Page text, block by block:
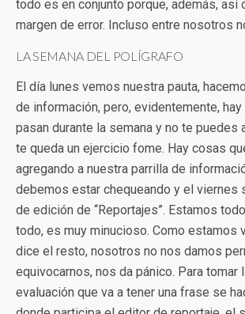
todo es en conjunto porque, además, así
margen de error. Incluso entre nosotros
LA SEMANA DEL POLÍGRAFO
El día lunes vemos nuestra pauta,
de información, pero, evidentemente,
pasan durante la semana y no te puedes
te queda un ejercicio fome. Hay cosas
agregando a nuestra parrilla de
debemos estar chequeando y el viernes
de edición de “Reportajes”. Estamos
todo, es muy minucioso. Como estamos
dice el resto, nosotros no nos damos
equivocarnos, nos da pánico. Para tomar
evaluación que va a tener una frase se